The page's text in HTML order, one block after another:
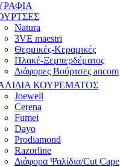
Natura
3VE maestri
Θερμικές-Κεραμικές
Πλακέ-Ξεμπερδέματος
Διάφορες Βούρτσες ancom
ΚΟΥΡΕΜΑΤΟΣ
Joewell
Cerena
Fumei
Dayo
Prodiamond
Razorline
Διάφορα Ψαλίδια/Cut Cape